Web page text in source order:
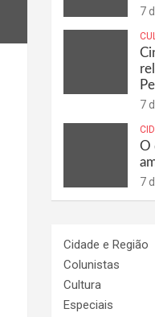
7
7
O
7
Cidade e Região
Colunistas
Cultura
Especiais